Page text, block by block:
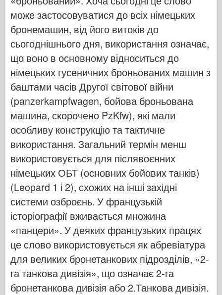
Впс
Модель АЗ
Чорна собака
Бронко
Кібер-хобі
Дніпромодель
Дракон
Едуард
Тонкі форми
Сили Доблесті
ФріулМодель
Хасеґава
Хеллер
ХобіБос
Моделі IBG
Icm
Італьєрі
може застосовуватися до всіх німецьких
бронемашин, від його витоків до
сьогоднішнього дня, використання означає,
що воно в основному відноситься до
німецьких гусеничних броньованих машин з
баштами часів Другої світової війни
(panzerkampfwagen, бойова броньована
машина, скорочено PzKfw), які мали
особливу конструкцію та тактичне
використання. Загальний термін менш
використовується для післявоєнних
німецьких ОБТ (основних бойових танків)
(Leopard 1 і 2), схожих на інші західні
системи озброєнь. У французькій
історіографії вживається множина
«панцери». У деяких французьких працях
це слово використовується як абревіатура
для великих бронетанкових підрозділів, «2-
га танкова дивізія», що означає 2-га
бронетанкова дивізія або 2.Танкова дивізія.